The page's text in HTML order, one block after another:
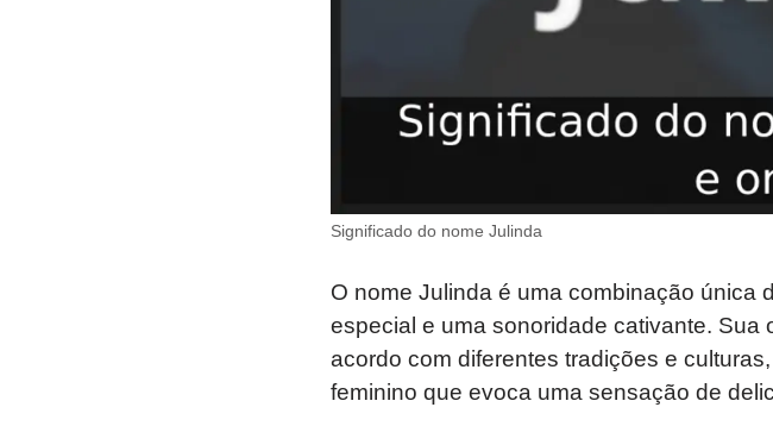
Significado do nome Julinda
O nome Julinda é uma combinação única
especial e uma sonoridade cativante. Sua
acordo com diferentes tradições e
feminino que evoca uma sensação de